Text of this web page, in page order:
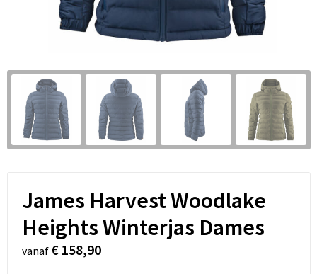
James Harvest Woodlake
Heights Winterjas Dames
vanaf € 158,90